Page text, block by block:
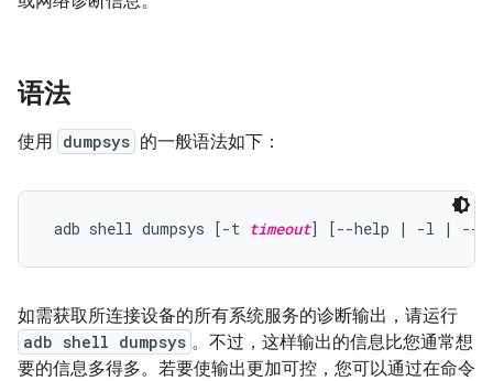
语法
使用 dumpsys 的一般语法如下：
adb shell dumpsys [-t timeout] [--help | -l | --
如需获取所连接设备的所有系统服务的诊断输出，请运行
adb shell dumpsys 。不过，这样输出的信息比您通常想
要的信息多得多。若要使输出更加可控，您可以通过在命令